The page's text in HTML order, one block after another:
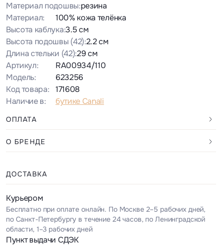
Материал подошвы:резина
Материал:
100% кожа телёнка
Высота каблука:3.5 см
Высота подошвы (42):2.2 см
Длина стельки (42):29 см
Артикул:
RA00934/110
Модель:
623256
Код товара:
171608
Наличие в:
бутике Canali
ОПЛАТА
О БРЕНДЕ
ДОСТАВКА
Курьером
Бесплатно при оплате онлайн. По Москве 2–5 рабочих дней,
по Санкт-Петербургу в течение 24 часов, по Ленинградской
области, 1–3 рабочих дней
Пункт выдачи СДЭК